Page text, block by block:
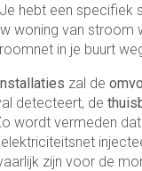
hebt een specifiek
woning van stroom
in je buurt
zal de
detecteert, de
wordt vermeden
zijn voor de